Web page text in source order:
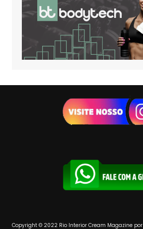
Copyright © 2022 Rio InteriorCream Magazine por